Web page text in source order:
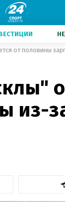
от половины
из-